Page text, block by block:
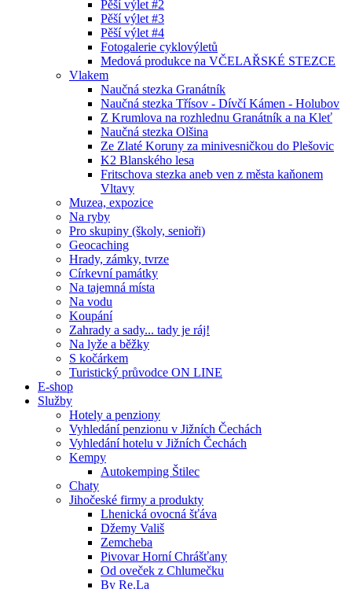
Pěší výlet #2
Pěší výlet #3
Pěší výlet #4
Fotogalerie cyklovýletů
Medová produkce na VČELAŘSKÉ STEZCE
Vlakem
Naučná stezka Granátník
Naučná stezka Třísov - Dívčí Kámen - Holubov
Z Krumlova na rozhlednu Granátník a na Kleť
Naučná stezka Olšina
Ze Zlaté Koruny za minivesničkou do Plešovic
K2 Blanského lesa
Fritschova stezka aneb ven z města kaňonem
Vltavy
Muzea, expozice
Na ryby
Pro skupiny (školy, senioři)
Geocaching
Hrady, zámky, tvrze
Církevní památky
Na tajemná místa
Na vodu
Koupání
Zahrady a sady... tady je ráj!
Na lyže a běžky
S kočárkem
Turistický průvodce ON LINE
E-shop
Služby
Hotely a penziony
Vyhledání penzionu v Jižních Čechách
Vyhledání hotelu v Jižních Čechách
Kempy
Autokemping Štilec
Chaty
Jihočeské firmy a produkty
Lhenická ovocná šťáva
Džemy Vališ
Zemcheba
Pivovar Horní Chrášťany
Od oveček z Chlumečku
By Re.La